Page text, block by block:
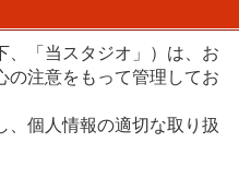
、「当スタジオ」）は、お
の注意をもって管理してお
、個人情報の適切な取り扱